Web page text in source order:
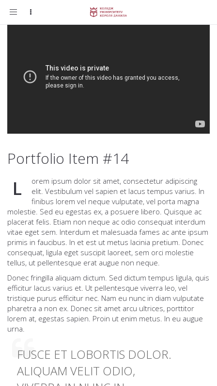
Toggle
Portfolio Item #14
L
orem ipsum dolor sit amet, consectetur adipiscing
elit. Vestibulum vel sapien et lacus tempus varius. In
finibus lorem vel neque vulputate, vel porta magna
molestie. Sed eu egestas ex, a posuere libero. Quisque ac
placerat felis. Etiam non neque ac odio consequat interdum
vitae eget sem. Interdum et malesuada fames ac ante ipsum
primis in faucibus. In et est ut metus lacinia pretium. Donec
consequat, ligula eget suscipit laoreet, sem orci molestie
tellus, ut pellentesque erat augue non neque.
Donec fringilla aliquam dictum. Sed dictum tempus ligula, quis
efficitur lacus varius et. Ut pellentesque viverra leo, vel
tristique purus efficitur nec. Nam eu nunc in diam vulputate
pharetra a non ex. Donec sit amet arcu ultrices, porttitor
lorem at, egestas sapien. Proin ut enim metus. In eu augue
urna.
FUSCE ET LOBORTIS DOLOR.
ALIQUAM VELIT ODIO,